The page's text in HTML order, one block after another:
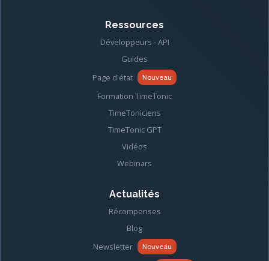
Ressources
Développeurs - API
Guides
Page d'état
Nouveau
Formation TimeTonic
TimeToniciens
TimeTonic GPT
Vidéos
Webinars
Actualités
Récompenses
Blog
Newsletter
Nouveau